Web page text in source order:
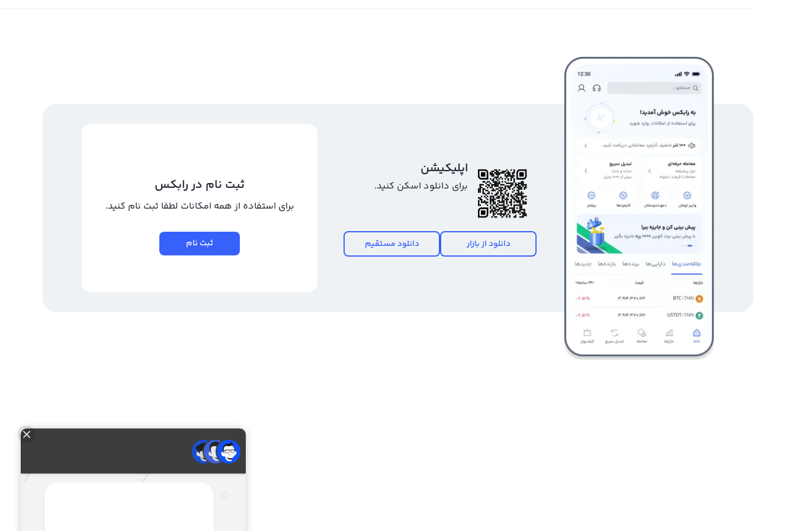
اپلیکیشن
برای دانلود اسکن کنید.
دانلود از بازار دانلود مستقیم
ثبت نام در رابکس
برای استفاده از همه امکانات لطفا ثبت نام کنید.
ثبت نام